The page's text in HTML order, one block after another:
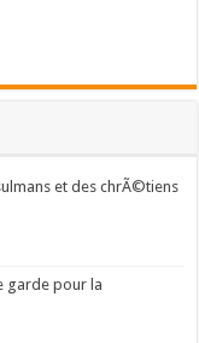
et des chrÃ©tiens
garde pour la